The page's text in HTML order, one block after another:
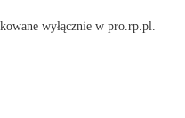
wyłącznie w pro.rp.pl.